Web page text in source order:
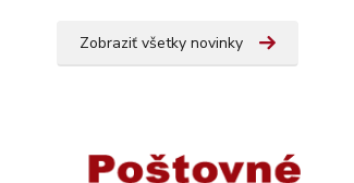
Zobraziť všetky novinky